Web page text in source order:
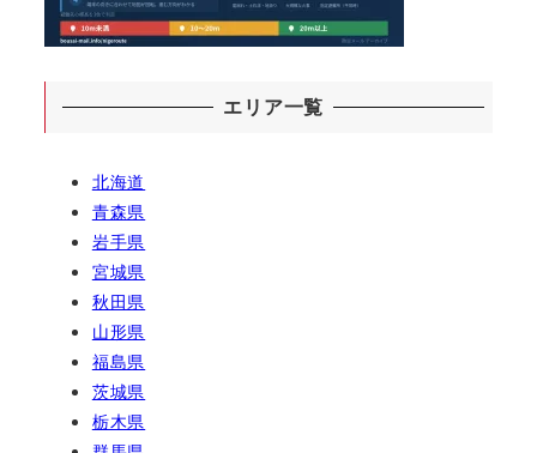
エリア一覧
北海道
青森県
岩手県
宮城県
秋田県
山形県
福島県
茨城県
栃木県